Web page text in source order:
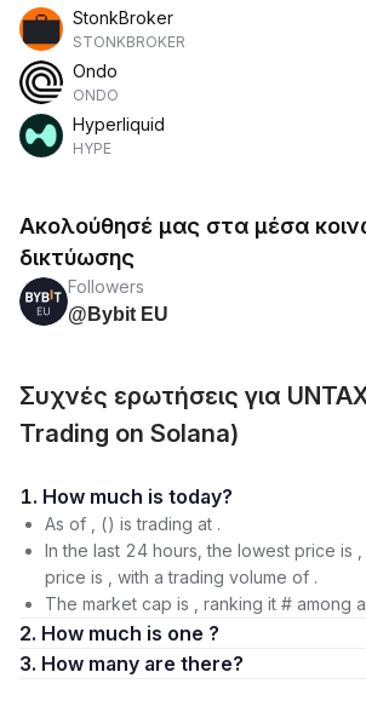
StonkBroker
STONKBROKER
Ondo
ONDO
Hyperliquid
HYPE
Ακολούθησέ μας στα μέσα
δικτύωσης
Followers
@Bybit EU
Συχνές ερωτήσεις για
Trading on Solana)
1. How much is today?
As of , () is trading at .
In the last 24 hours, the lowest price is
price is , with a trading volume of .
The market cap is , ranking it # among
2. How much is one ?
3. How many are there?